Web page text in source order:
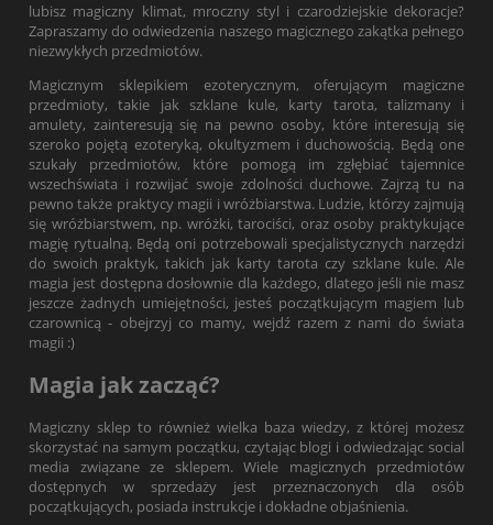
lubisz magiczny klimat, mroczny styl i czarodziejskie dekoracje?
Zapraszamy do odwiedzenia naszego magicznego zakątka pełnego
niezwykłych przedmiotów.
Magicznym sklepikiem ezoterycznym, oferującym magiczne
przedmioty, takie jak szklane kule, karty tarota, talizmany i
amulety, zainteresują się na pewno osoby, które interesują się
szeroko pojętą ezoteryką, okultyzmem i duchowością. Będą one
szukały przedmiotów, które pomogą im zgłębiać tajemnice
wszechświata i rozwijać swoje zdolności duchowe. Zajrzą tu na
pewno także praktycy magii i wróżbiarstwa. Ludzie, którzy zajmują
się wróżbiarstwem, np. wróżki, tarociści, oraz osoby praktykujące
magię rytualną. Będą oni potrzebowali specjalistycznych narzędzi
do swoich praktyk, takich jak karty tarota czy szklane kule. Ale
magia jest dostępna dosłownie dla każdego, dlatego jeśli nie masz
jeszcze żadnych umiejętności, jesteś początkującym magiem lub
czarownicą - obejrzyj co mamy, wejdź razem z nami do świata
magii :)
Magia jak zacząć?
Magiczny sklep to również wielka baza wiedzy, z której możesz
skorzystać na samym początku, czytając blogi i odwiedzając social
media związane ze sklepem. Wiele magicznych przedmiotów
dostępnych w sprzedaży jest przeznaczonych dla osób
początkujących, posiada instrukcje i dokładne objaśnienia.